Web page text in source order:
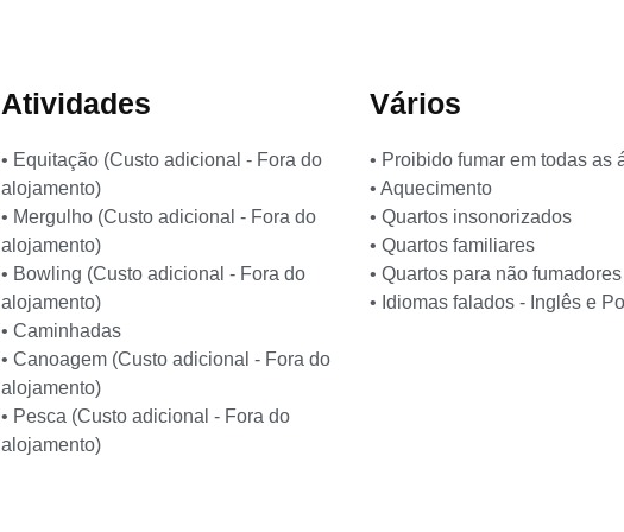
Atividades
• Equitação (Custo adicional - Fora do
alojamento)
• Mergulho (Custo adicional - Fora do
alojamento)
• Bowling (Custo adicional - Fora do
alojamento)
• Caminhadas
• Canoagem (Custo adicional - Fora do
alojamento)
• Pesca (Custo adicional - Fora do
alojamento)
Vários
• Proibido fumar em todas as
• Aquecimento
• Quartos insonorizados
• Quartos familiares
• Quartos para não fumadores
• Idiomas falados - Inglês e